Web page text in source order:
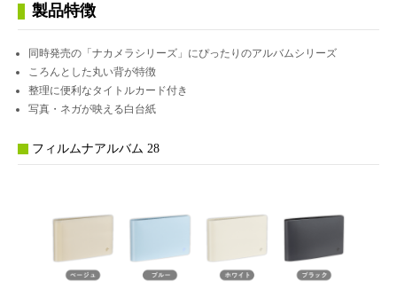
製品特徴
同時発売の「ナカメラシリーズ」にぴったりのアルバムシリーズ
ころんとした丸い背が特徴
整理に便利なタイトルカード付き
写真・ネガが映える白台紙
フィルムナアルバム 28